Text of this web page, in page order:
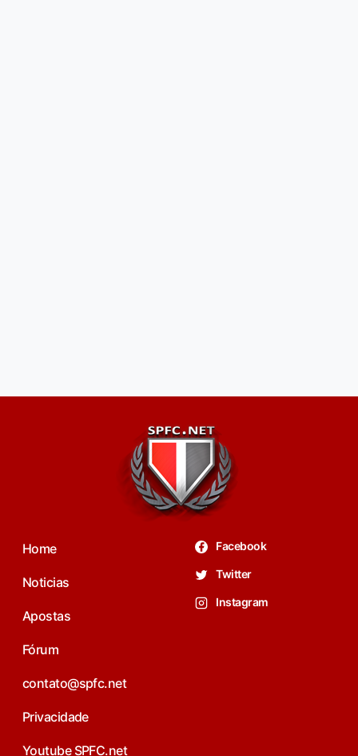
Home
Noticias
Apostas
Fórum
contato@spfc.net
Privacidade
Youtube SPFC.net
Facebook
Twitter
Instagram